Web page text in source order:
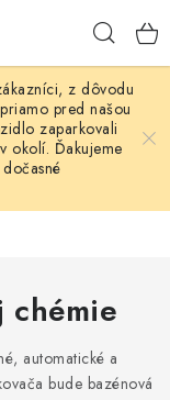
z dôvodu
pred našou
zaparkovali
okolí. Ďakujeme
chémie
automatické a
bude bazénová